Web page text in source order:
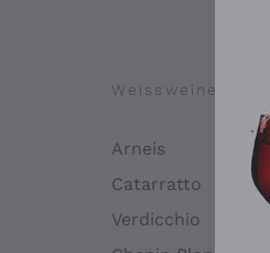
Weissweine
Arneis
Catarratto
Verdicchio